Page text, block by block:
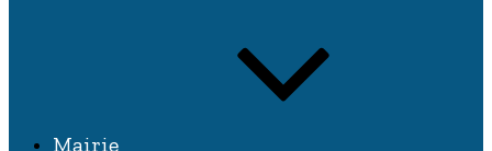
Mairie